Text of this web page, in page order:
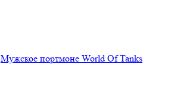
Мужское портмоне World Of Tanks